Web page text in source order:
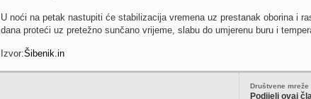
U noći na petak nastupiti će stabilizacija vremena uz prestanak oborina i
dana proteći uz pretežno sunčano vrijeme, slabu do umjerenu buru i
Izvor:Šibenik.in
Društvene mreže
Podijeli ovaj